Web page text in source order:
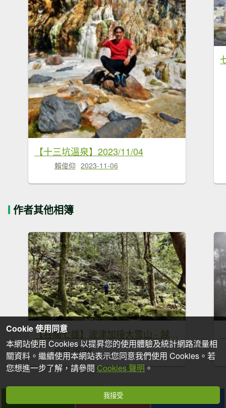
【十三坑溫泉】2023/11/04
賴俊仰 2023-11-06
作者其他相簿
【谷關七雄】波津加接大雪山 - 越過陡坡，自見高峰
2026-08-02
收藏
Cookie 使用同意
本網站使用 Cookies 以提昇您的使用體驗及統計網路流量相
關資料。繼續使用本網站表示您同意我們使用 Cookies。若
您想進一步了解，請參閱 Cookies 聲明 。
我接受